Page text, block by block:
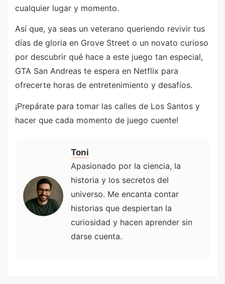
cualquier lugar y momento.
Así que, ya seas un veterano queriendo revivir tus
días de gloria en Grove Street o un novato curioso
por descubrir qué hace a este juego tan especial,
GTA San Andreas te espera en Netflix para
ofrecerte horas de entretenimiento y desafíos.
¡Prepárate para tomar las calles de Los Santos y
hacer que cada momento de juego cuente!
Toni
Apasionado por la ciencia, la
historia y los secretos del
universo. Me encanta contar
historias que despiertan la
curiosidad y hacen aprender sin
darse cuenta.